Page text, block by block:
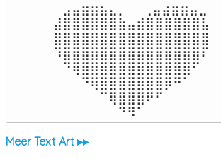
⠀⣠⣤⣶⣶⣦⣄⡀  ⠀⢀⣤⣴⣶⣶⣤⣀⠀
⣼⣿⣿⣿⣿⣿⣿⣷⣤⣾⣿⣿⣿⣿⣿⣿⣧
⣿⣿⣿⣿⣿⣿⣿⣿⣿⣿⣿⣿⣿⣿⣿⣿⣿
⠹⣿⣿⣿⣿⣿⣿⣿⣿⣿⣿⣿⣿⣿⣿⣿⠏
⠀⠙⢿⣿⣿⣿⣿⣿⣿⣿⣿⣿⣿⣿⣿⠋⠀
⠀⠀⠀⠙⢿⣿⣿⣿⣿⣿⣿⣿⡿⠛⠁⠀⠀
⠀⠀⠀⠀⠀⠉⢿⣿⣿⣿⠟⠋⠀⠀⠀⠀⠀
Meer Text Art ▸▸